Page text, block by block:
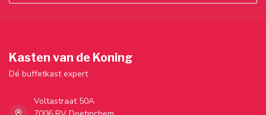
Kasten van de Koning
Dé buffetkast expert
Voltastraat 50A